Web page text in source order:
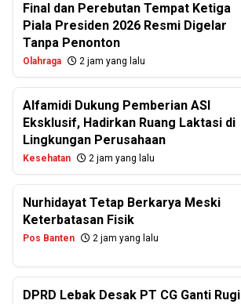
Final dan Perebutan Tempat Ketiga
Piala Presiden 2026 Resmi Digelar
Tanpa Penonton
Olahraga 2 jam yang lalu
Alfamidi Dukung Pemberian ASI
Eksklusif, Hadirkan Ruang Laktasi di
Lingkungan Perusahaan
Kesehatan 2 jam yang lalu
Nurhidayat Tetap Berkarya Meski
Keterbatasan Fisik
Pos Banten 2 jam yang lalu
DPRD Lebak Desak PT CG Ganti Rugi